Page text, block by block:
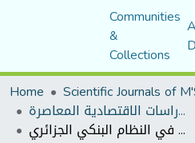
Communities
&
Collections
Home
مجلة الدراسات الاقتصادية المعاصرة
واقع وسائل و انظمة الدفع الغالكترونية في النظام البنكي الجزائري